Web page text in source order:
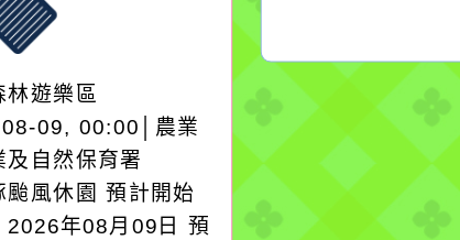
林遊樂區
09, 00:00│農業
及自然保育署
颱風休園 預計開始
2026年08月09日 預